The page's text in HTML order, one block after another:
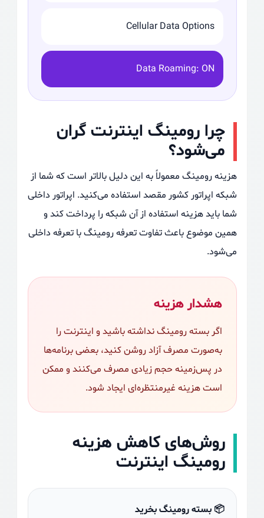
Cellular Data Options
Data Roaming: ON
چرا رومینگ اینترنت گران
می‌شود؟
هزینه رومینگ معمولاً به این دلیل بالاتر است که شما از
شبکه اپراتور کشور مقصد استفاده می‌کنید. اپراتور داخلی
شما باید هزینه استفاده از آن شبکه را پرداخت کند و
همین موضوع باعث تفاوت تعرفه رومینگ با تعرفه داخلی
می‌شود.
هشدار هزینه
اگر بسته رومینگ نداشته باشید و اینترنت را
به‌صورت مصرف آزاد روشن کنید، بعضی برنامه‌ها
در پس‌زمینه حجم زیادی مصرف می‌کنند و ممکن
است هزینه غیرمنتظره‌ای ایجاد شود.
روش‌های کاهش هزینه
رومینگ اینترنت
📦 بسته رومینگ بخرید